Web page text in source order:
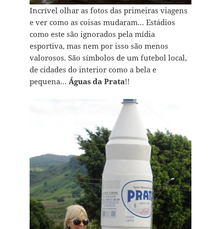
Incrível olhar as fotos das primeiras viagens
e ver como as coisas mudaram… Estádios
como este são ignorados pela mídia
esportiva, mas nem por isso são menos
valorosos. São símbolos de um futebol local,
de cidades do interior como a bela e
pequena… Águas da Prata!!